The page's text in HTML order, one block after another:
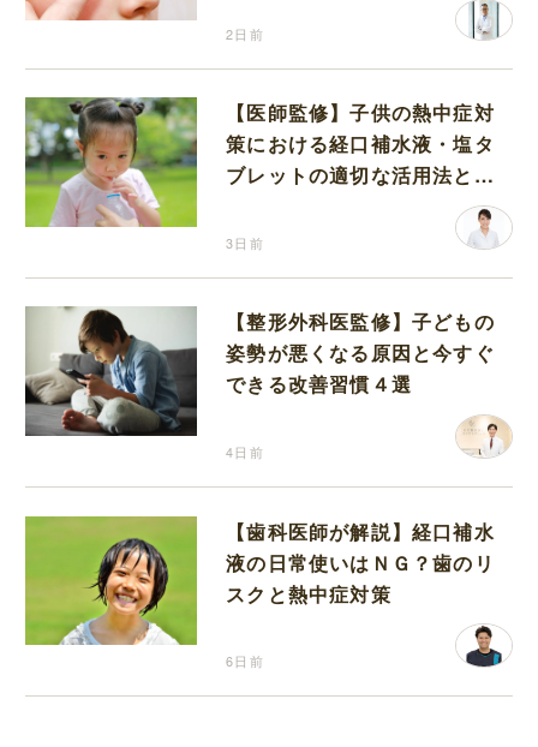
2日前
【医師監修】子供の熱中症対
策における経口補水液・塩タ
ブレットの適切な活用法と水
3日前
【整形外科医監修】子どもの
姿勢が悪くなる原因と今すぐ
できる改善習慣４選
4日前
【歯科医師が解説】経口補水
液の日常使いはＮＧ？歯のリ
スクと熱中症対策
6日前